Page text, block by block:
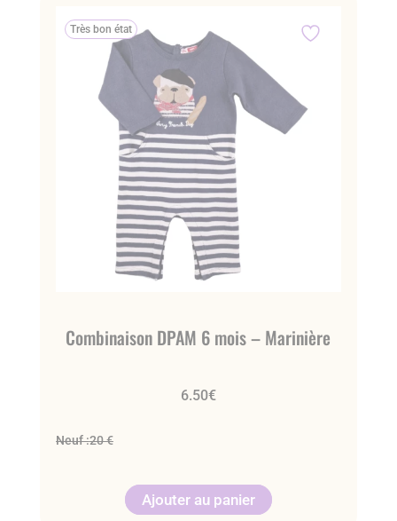
Très bon état
Combinaison DPAM 6 mois – Marinière
6.50€
Neuf :20 €
Ajouter au panier